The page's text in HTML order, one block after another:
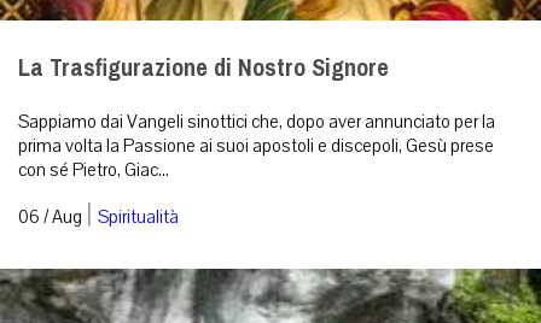
La Trasfigurazione di Nostro Signore
Sappiamo dai Vangeli sinottici che, dopo aver annunciato per la
prima volta la Passione ai suoi apostoli e discepoli, Gesù prese
con sé Pietro, Giac...
06 / Aug | Spiritualità